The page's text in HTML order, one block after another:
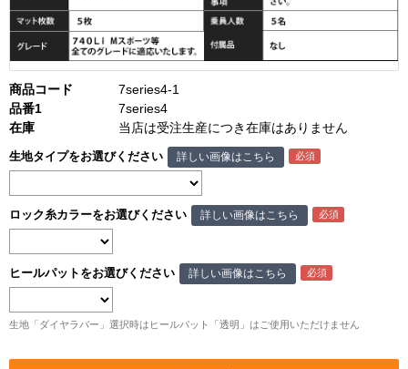
商品コード
7series4-1
品番1
7series4
在庫
当店は受注生産につき在庫はありません
生地タイプをお選びください 詳しい画像はこちら
ロック糸カラーをお選びください 詳しい画像はこちら
ヒールパットをお選びください 詳しい画像はこちら
生地「ダイヤラバー」選択時はヒールパット「透明」はご使用いただけません